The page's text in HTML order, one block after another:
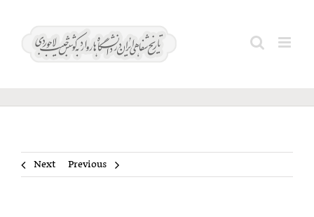
فلیکس
Previous
Next